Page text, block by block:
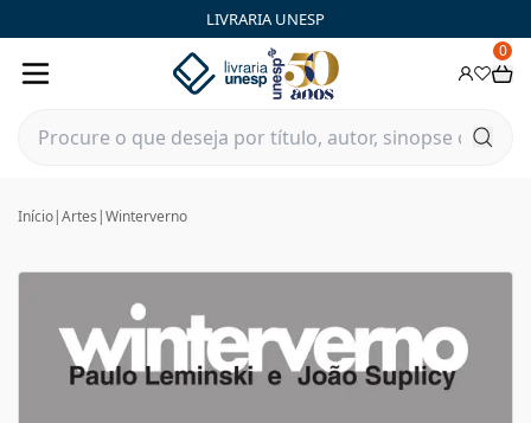
LIVRARIA UNESP
0
Início|Artes |Winterverno